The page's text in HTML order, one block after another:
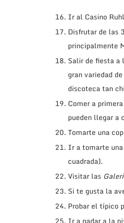
Ir al Casino
Disfrutar de las
principalmente
Salir de fiesta a
gran variedad
discoteca tan
Comer a
pueden llegar a
Tomarte una
Ir a tomarte
cuadrada).
Visitar las
Si te gusta la
Probar el típico
Ir a nadar a la